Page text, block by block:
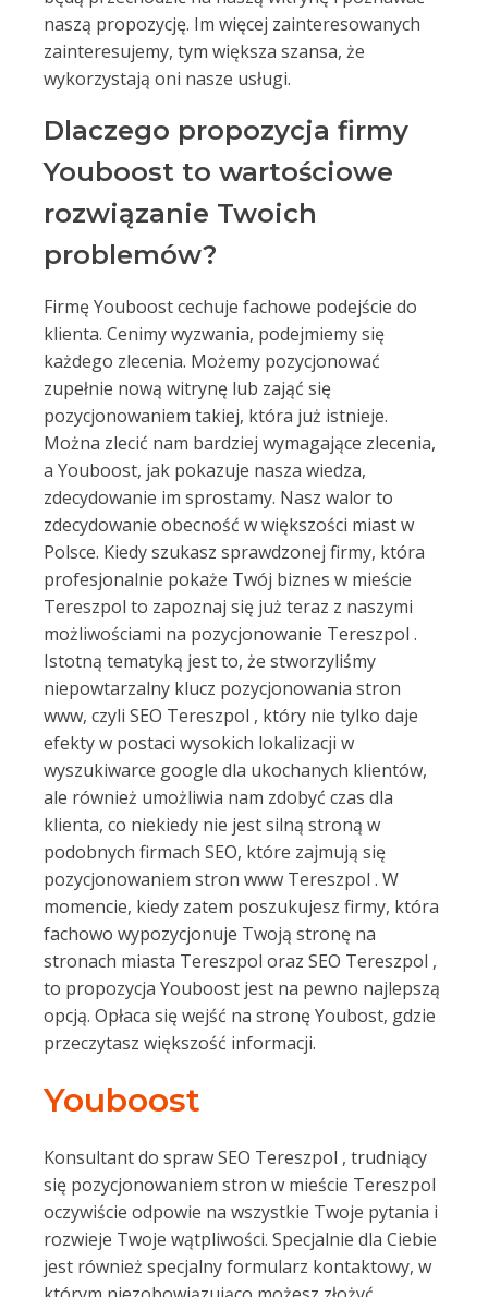
naszą propozycję. Im więcej zainteresowanych
zainteresujemy, tym większa szansa, że
wykorzystają oni nasze usługi.
Dlaczego propozycja firmy
Youboost to wartościowe
rozwiązanie Twoich
problemów?
Firmę Youboost cechuje fachowe podejście do
klienta. Cenimy wyzwania, podejmiemy się
każdego zlecenia. Możemy pozycjonować
zupełnie nową witrynę lub zająć się
pozycjonowaniem takiej, która już istnieje.
Można zlecić nam bardziej wymagające zlecenia,
a Youboost, jak pokazuje nasza wiedza,
zdecydowanie im sprostamy. Nasz walor to
zdecydowanie obecność w większości miast w
Polsce. Kiedy szukasz sprawdzonej firmy, która
profesjonalnie pokaże Twój biznes w mieście
Tereszpol to zapoznaj się już teraz z naszymi
możliwościami na pozycjonowanie Tereszpol .
Istotną tematyką jest to, że stworzyliśmy
niepowtarzalny klucz pozycjonowania stron
www, czyli SEO Tereszpol , który nie tylko daje
efekty w postaci wysokich lokalizacji w
wyszukiwarce google dla ukochanych klientów,
ale również umożliwia nam zdobyć czas dla
klienta, co niekiedy nie jest silną stroną w
podobnych firmach SEO, które zajmują się
pozycjonowaniem stron www Tereszpol . W
momencie, kiedy zatem poszukujesz firmy, która
fachowo wypozycjonuje Twoją stronę na
stronach miasta Tereszpol oraz SEO Tereszpol ,
to propozycja Youboost jest na pewno najlepszą
opcją. Opłaca się wejść na stronę Youbost, gdzie
przeczytasz większość informacji.
Youboost
Konsultant do spraw SEO Tereszpol , trudniący
się pozycjonowaniem stron w mieście Tereszpol
oczywiście odpowie na wszystkie Twoje pytania i
rozwieje Twoje wątpliwości. Specjalnie dla Ciebie
jest również specjalny formularz kontaktowy, w